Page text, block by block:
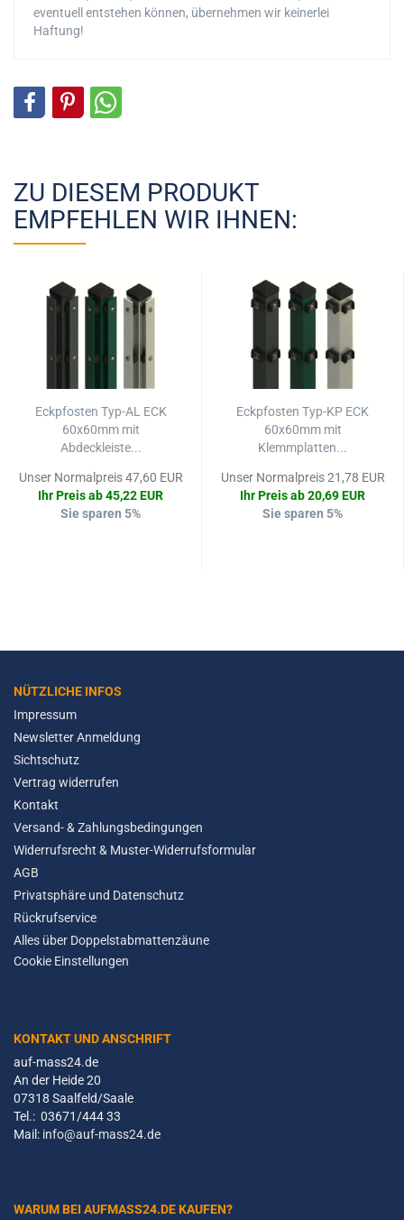
eventuell entstehen können, übernehmen wir keinerlei
Haftung!
ZU DIESEM PRODUKT
EMPFEHLEN WIR IHNEN:
Eckpfosten Typ-AL ECK
60x60mm mit
Abdeckleiste...
Unser Normalpreis 47,60 EUR
Ihr Preis ab 45,22 EUR
Sie sparen 5%
Eckpfosten Typ-KP ECK
60x60mm mit
Klemmplatten...
Unser Normalpreis 21,78 EUR
Ihr Preis ab 20,69 EUR
Sie sparen 5%
NÜTZLICHE INFOS
Impressum
Newsletter Anmeldung
Sichtschutz
Vertrag widerrufen
Kontakt
Versand- & Zahlungsbedingungen
Widerrufsrecht & Muster-Widerrufsformular
AGB
Privatsphäre und Datenschutz
Rückrufservice
Alles über Doppelstabmattenzäune
Cookie Einstellungen
KONTAKT UND ANSCHRIFT
auf-mass24.de
An der Heide 20
07318 Saalfeld/Saale
Tel.: 03671/444 33
Mail: info@auf-mass24.de
WARUM BEI AUFMASS24.DE KAUFEN?